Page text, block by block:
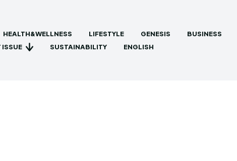
HEALTH&WELLNESS LIFESTYLE GENESIS BUSINESS
ISSUE SUSTAINABILITY ENGLISH